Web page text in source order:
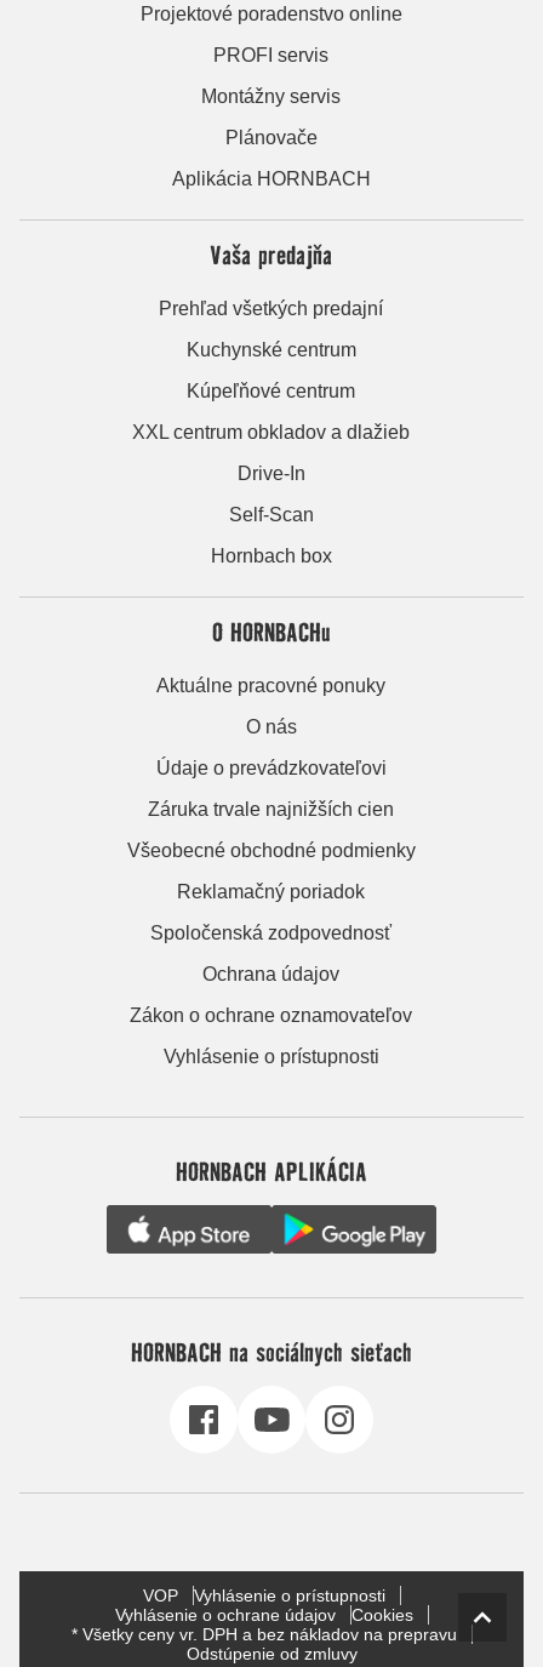
Projektové poradenstvo online
PROFI servis
Montážny servis
Plánovače
Aplikácia HORNBACH
Vaša predajňa
Prehľad všetkých predajní
Kuchynské centrum
Kúpeľňové centrum
XXL centrum obkladov a dlažieb
Drive-In
Self-Scan
Hornbach box
O HORNBACHu
Aktuálne pracovné ponuky
O nás
Údaje o prevádzkovateľovi
Záruka trvale najnižších cien
Všeobecné obchodné podmienky
Reklamačný poriadok
Spoločenská zodpovednosť
Ochrana údajov
Zákon o ochrane oznamovateľov
Vyhlásenie o prístupnosti
HORNBACH APLIKÁCIA
HORNBACH na sociálnych sieťach
VOP
Vyhlásenie o prístupnosti
Vyhlásenie o ochrane údajov
Cookies
* Všetky ceny vr. DPH a bez nákladov na prepravu
Odstúpenie od zmluvy